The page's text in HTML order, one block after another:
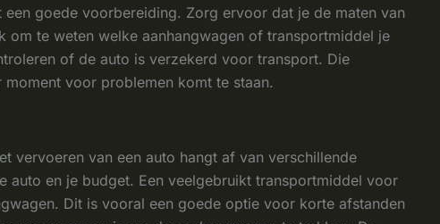
goede voorbereiding. Zorg ervoor dat je de maten van
om te weten welke aanhangwagen of transportmiddel je
of de auto is verzekerd voor transport. Die
voor problemen komt te staan.
vervoeren van een auto hangt af van verschillende
auto en je budget. Een veelgebruikt transportmiddel voor
Dit is vooral een goede optie voor korte afstanden